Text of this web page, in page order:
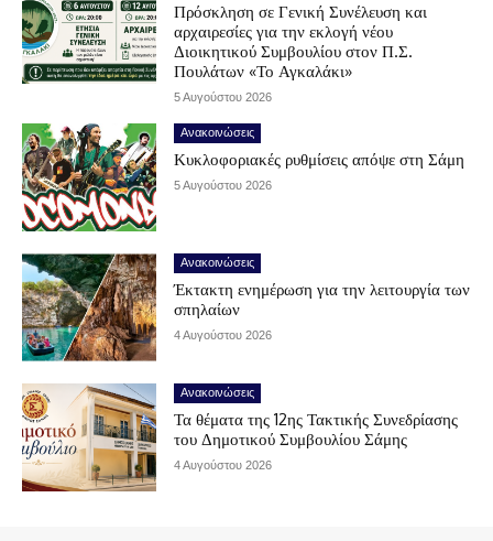
Πρόσκληση σε Γενική Συνέλευση και
αρχαιρεσίες για την εκλογή νέου
Διοικητικού Συμβουλίου στον Π.Σ.
Πουλάτων «Το Αγκαλάκι»
5 Αυγούστου 2026
Ανακοινώσεις
Κυκλοφοριακές ρυθμίσεις απόψε στη Σάμη
5 Αυγούστου 2026
Ανακοινώσεις
Έκτακτη ενημέρωση για την λειτουργία των
σπηλαίων
4 Αυγούστου 2026
Ανακοινώσεις
Τα θέματα της 12ης Τακτικής Συνεδρίασης
του Δημοτικού Συμβουλίου Σάμης
4 Αυγούστου 2026